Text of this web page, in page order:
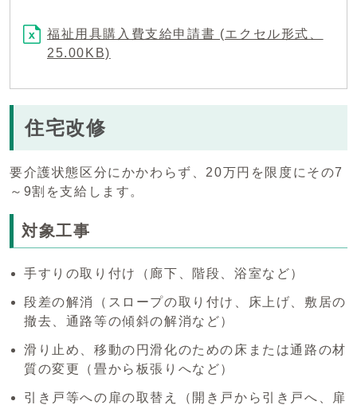
福祉用具購入費支給申請書 (エクセル形式、
25.00KB)
住宅改修
要介護状態区分にかかわらず、20万円を限度にその7
～9割を支給します。
対象工事
手すりの取り付け（廊下、階段、浴室など）
段差の解消（スロープの取り付け、床上げ、敷居の
撤去、通路等の傾斜の解消など）
滑り止め、移動の円滑化のための床または通路の材
質の変更（畳から板張りへなど）
引き戸等への扉の取替え（開き戸から引き戸へ、扉